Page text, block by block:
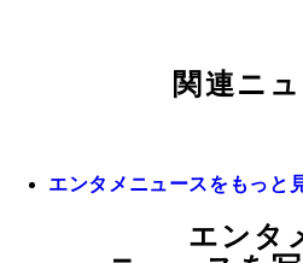
関連ニ
エンタメニュースをもっと
エンタ